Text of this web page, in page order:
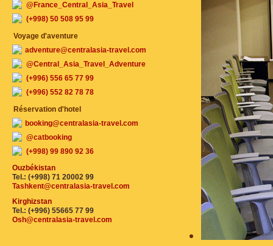
@France_Central_Asia_Travel
(+998) 50 508 95 99
Voyage d'aventure
adventure@centralasia-travel.com
@Central_Asia_Travel_Adventure
(+996) 556 65 77 99
(+996) 552 82 78 78
Réservation d'hotel
booking@centralasia-travel.com
@catbooking
(+998) 99 890 92 36
Ouzbékistan
Tel.: (+998) 71 20002 99
Tashkent@centralasia-travel.com
Kirghizstan
Tel.: (+996) 55665 77 99
Osh@centralasia-travel.com